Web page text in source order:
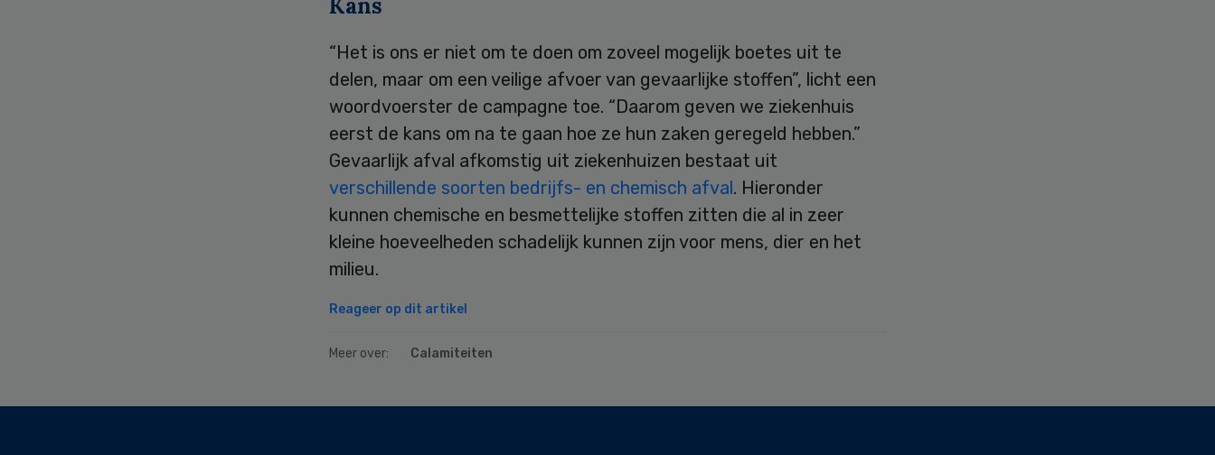
Kans
“Het is ons er niet om te doen om zoveel mogelijk boetes uit te
delen, maar om een veilige afvoer van gevaarlijke stoffen”, licht een
woordvoerster de campagne toe. “Daarom geven we ziekenhuis
eerst de kans om na te gaan hoe ze hun zaken geregeld hebben.”
Gevaarlijk afval afkomstig uit ziekenhuizen bestaat uit
verschillende soorten bedrijfs- en chemisch afval. Hieronder
kunnen chemische en besmettelijke stoffen zitten die al in zeer
kleine hoeveelheden schadelijk kunnen zijn voor mens, dier en het
milieu.
Reageer op dit artikel
Meer over: Calamiteiten